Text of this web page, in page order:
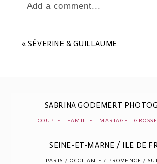
Add a comment...
Les champs marqués sont
POST COMMENT
« SÉVERINE & GUILLAUME
SABRINA GODEMERT
COUPLE - FAMILLE - MARIAGE -
SEINE-ET-MARNE / ILE DE
PARIS / OCCITANIE / PROVENCE /